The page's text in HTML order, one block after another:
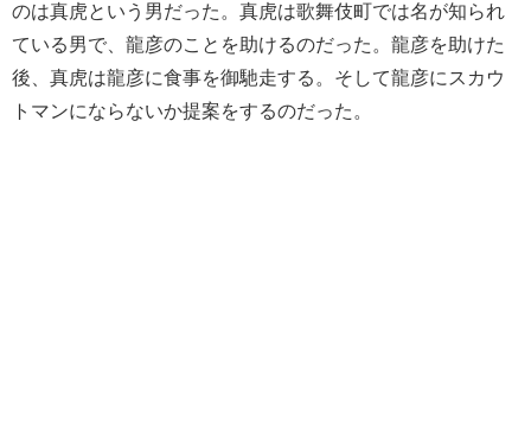
のは真虎という男だった。真虎は歌舞伎町では名が知られ
ている男で、龍彦のことを助けるのだった。龍彦を助けた
後、真虎は龍彦に食事を御馳走する。そして龍彦にスカウ
トマンにならないか提案をするのだった。